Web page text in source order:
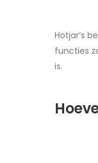
Hotjar’s
functies
is.